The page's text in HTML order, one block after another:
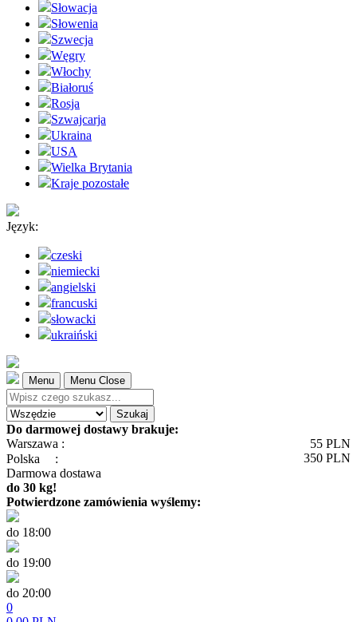
Słowacja
Słowenia
Szwecja
Węgry
Włochy
Białoruś
Rosja
Szwajcarja
Ukraina
USA
Wielka Brytania
Kraje pozostałe
Język:
czeski
niemiecki
angielski
francuski
słowacki
ukraiński
Menu Menu Close
Szukaj
Do darmowej dostawy brakuje:
Warszawa :
55 PLN
Polska
: 350 PLN
Darmowa dostawa
do 30 kg!
Potwierdzone zamówienia wyślemy:
do 18:00
do 19:00
do 20:00
0